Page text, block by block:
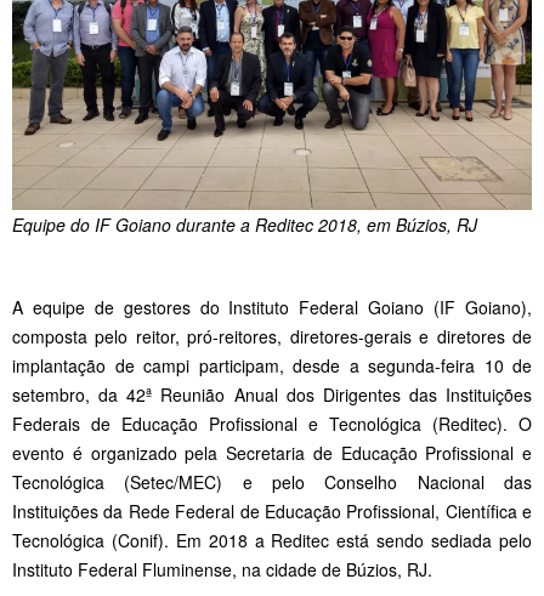
Equipe do IF Goiano durante a Reditec 2018, em Búzios, RJ
A equipe de gestores do Instituto Federal Goiano (IF Goiano),
composta pelo reitor, pró-reitores, diretores-gerais e diretores de
implantação de campi participam, desde a segunda-feira 10 de
setembro, da 42ª Reunião Anual dos Dirigentes das Instituições
Federais de Educação Profissional e Tecnológica (Reditec). O
evento é organizado pela Secretaria de Educação Profissional e
Tecnológica (Setec/MEC) e pelo Conselho Nacional das
Instituições da Rede Federal de Educação Profissional, Científica e
Tecnológica (Conif). Em 2018 a Reditec está sendo sediada pelo
Instituto Federal Fluminense, na cidade de Búzios, RJ.